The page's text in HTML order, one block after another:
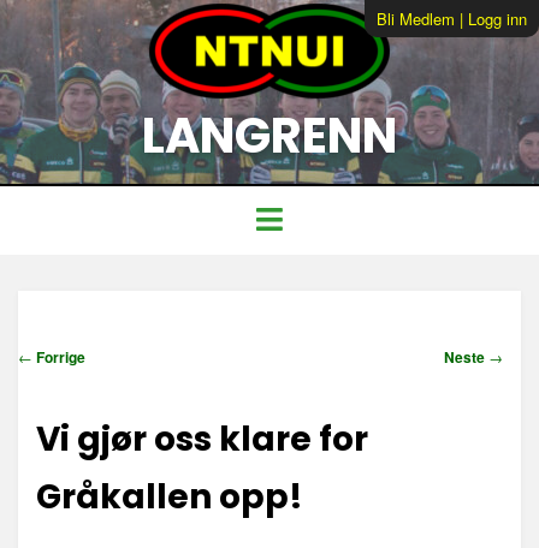
LANGRENN
Bli Medlem | Logg inn
I← Forrige Neste →
Vi gjør oss klare for
Gråkallen opp!